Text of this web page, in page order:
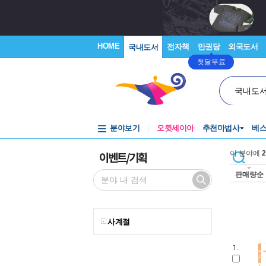
HOME 국내도서 전자책 만권당
첫달무료
외국도서
국내도
분야보기 오뒷세이아 추천마법사 베
이벤트/기획
사계절
이 분야에
판매량순
1.